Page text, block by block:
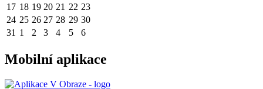
17 18 19 20 21 22 23
24 25 26 27 28 29 30
31 1 2 3 4 5 6
Mobilní aplikace